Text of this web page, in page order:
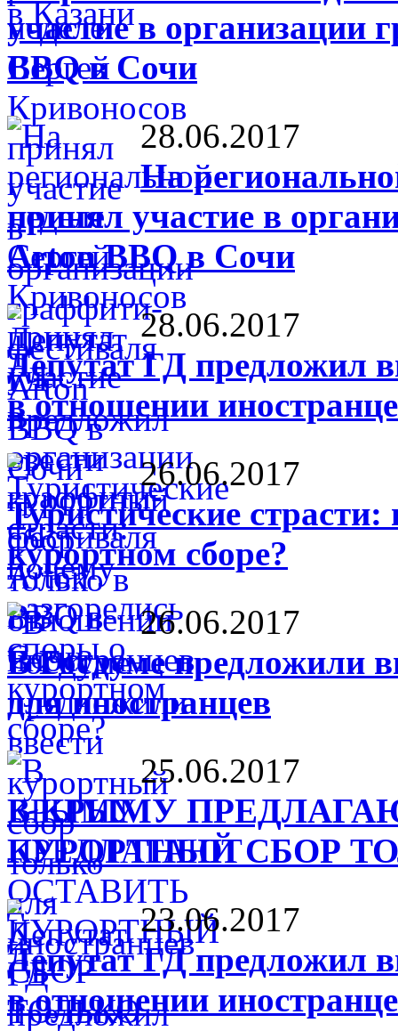
участие в организации
BBQ в Сочи
28.06.2017
На
принял участие в
Arton BBQ в Сочи
28.06.2017
Депутат ГД предложил
в отношении
26.06.2017
Туристические
курортном сборе?
26.06.2017
В Госдуме предложили
для иностранцев
25.06.2017
В КРЫМУ
КУРОРТНЫЙ СБОР
23.06.2017
Депутат ГД предложил
в отношении